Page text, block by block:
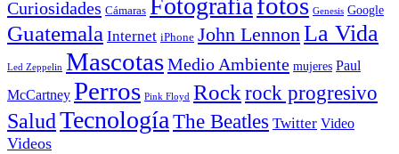
Curiosidades Cámaras Fotografíafotos Genesis Google
Guatemala Internet iPhone John LennonLa Vida
Led Zeppelin MascotasMedio Ambiente mujeres Paul
McCartney Perros Pink Floyd Rockrock progresivo
SaludTecnologíaThe Beatles Twitter Video
Videos